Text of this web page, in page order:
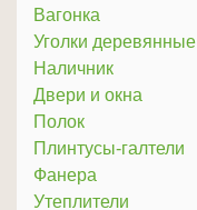
Вагонка
Уголки деревянные
Наличник
Двери и окна
Полок
Плинтусы-галтели
Фанера
Утеплители